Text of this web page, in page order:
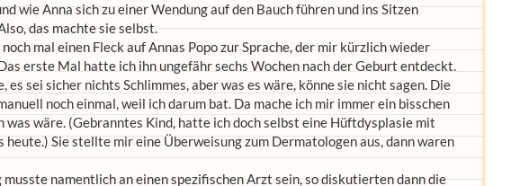
wie Anna sich zu einer Wendung auf den Bauch führen und ins Sitzen
das machte sie selbst.
mal einen Fleck auf Annas Popo zur Sprache, der mir kürzlich wieder
erste Mal hatte ich ihn ungefähr sechs Wochen nach der Geburt entdeckt.
es sei sicher nichts Schlimmes, aber was es wäre, könne sie nicht sagen. Die
noch einmal, weil ich darum bat. Da mache ich mir immer ein bisschen
was wäre. (Gebranntes Kind, hatte ich doch selbst eine Hüftdysplasie mit
heute.) Sie stellte mir eine Überweisung zum Dermatologen aus, dann waren
musste namentlich an einen spezifischen Arzt sein, so diskutierten dann die